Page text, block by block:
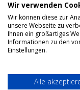
Wir verwenden
Wir können diese zur
unsere Webseite zu
Ihnen ein großartiges
Informationen zu den
Einstellungen.
Alle